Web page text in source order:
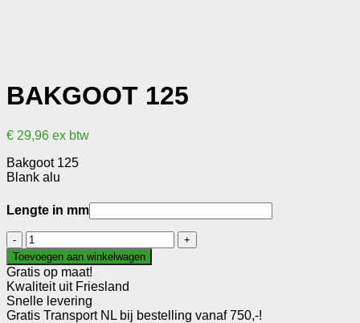
BAKGOOT 125
€ 29,96 ex btw
Bakgoot 125
Blank alu
Lengte in mm
Bakgoot
125
aantal
Toevoegen aan winkelwagen
Gratis op maat!
Kwaliteit uit Friesland
Snelle levering
Gratis Transport NL bij bestelling vanaf 750,-!